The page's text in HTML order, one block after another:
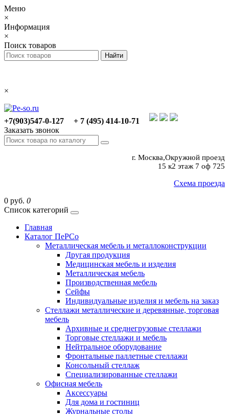
Меню
×
Информация
×
Поиск товаров
×
+7(903)547-0-127
+ 7 (495) 414-10-71
Заказать звонок
г. Москва,Окружной проезд
15 к2 этаж 7 оф 725
Схема проезда
0 руб. 0
Список категорий
Главная
Каталог ПеРСо
Металлическая мебель и металлоконструкции
Другая продукция
Медицинская мебель и изделия
Металлическая мебель
Производственная мебель
Сейфы
Индивидуальные изделия и мебель на заказ
Стеллажи металлические и деревянные, торговая
мебель
Архивные и среднегрузовые стеллажи
Торговые стеллажи и мебель
Нейтральное оборудование
Фронтальные паллетные стеллажи
Консольный стеллаж
Специализированные стеллажи
Офисная мебель
Аксессуары
Для дома и гостиниц
Журнальные столы